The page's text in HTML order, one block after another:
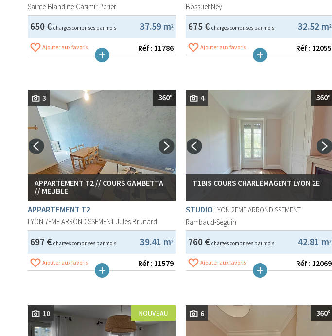
Sainte-Blandine-Casimir Perier
37.59 m2
650 € charges comprises par mois
Ajouter aux favoris Réf : 11786
Bossuet Ney
32.52 m2
675 € charges comprises par mois
Ajouter aux favoris Réf : 12055
3
APPARTEMENT T2 // COURS GAMBETTA
// MEUBLE
APPARTEMENT T2
LYON 7EME ARRONDISSEMENT Jules Brunard
39.41 m2
697 € charges comprises par mois
Ajouter aux favoris Réf : 11579
4
T1BIS COURS CHARLEMAGENT LYON 2E
STUDIO LYON 2EME ARRONDISSEMENT
Rambaud-Seguin
42.81 m2
760 € charges comprises par mois
Ajouter aux favoris Réf : 12069
10 6